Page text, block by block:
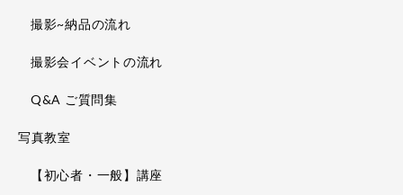
撮影~納品の流れ
撮影会イベントの流れ
Q&A ご質問集
写真教室
【初心者・一般】講座